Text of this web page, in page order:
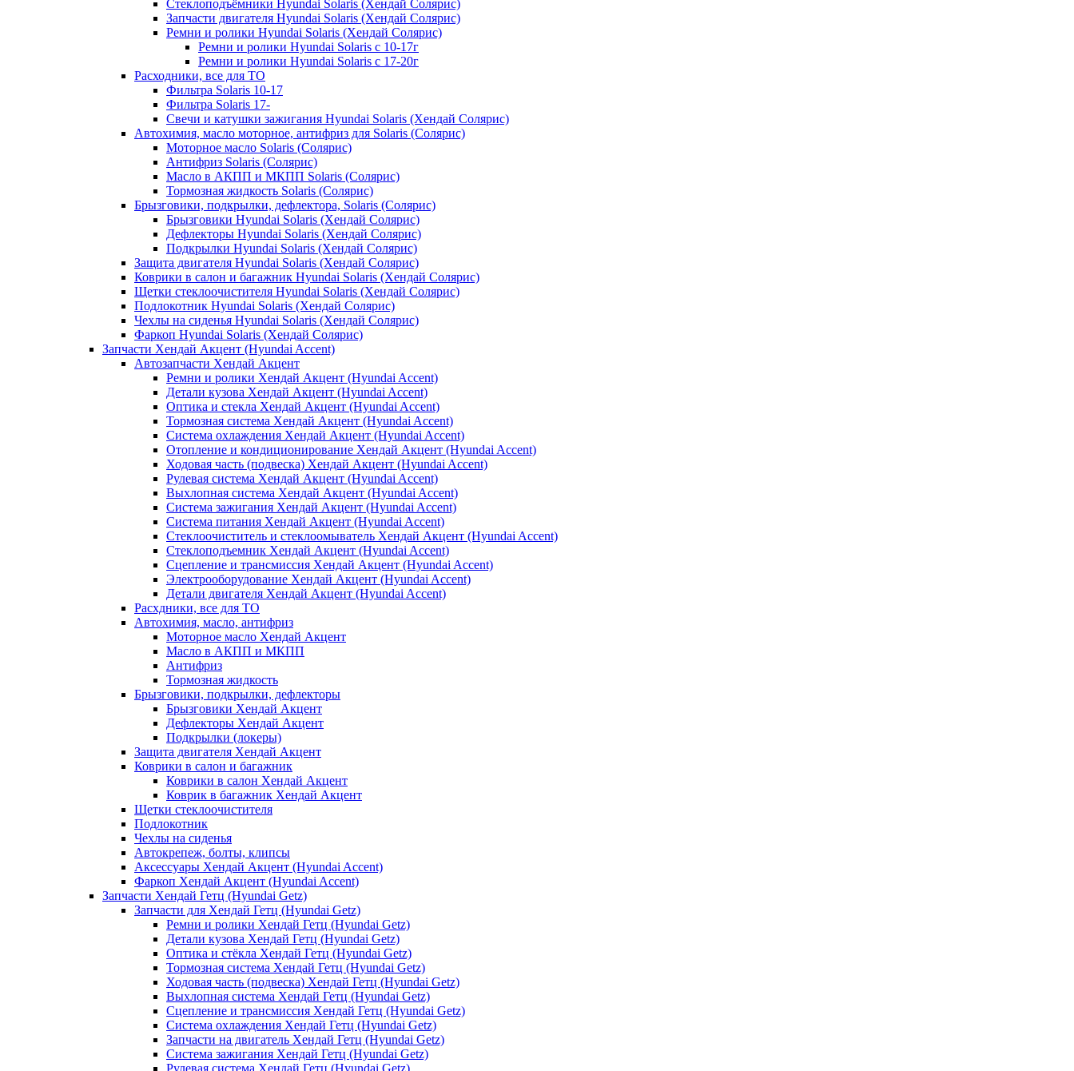
Стеклоподъёмники Hyundai Solaris (Хендай Солярис)
Запчасти двигателя Hyundai Solaris (Хендай Солярис)
Ремни и ролики Hyundai Solaris (Хендай Солярис)
Ремни и ролики Hyundai Solaris с 10-17г
Ремни и ролики Hyundai Solaris с 17-20г
Расходники, все для ТО
Фильтра Solaris 10-17
Фильтра Solaris 17-
Свечи и катушки зажигания Hyundai Solaris (Хендай Солярис)
Автохимия, масло моторное, антифриз для Solaris (Солярис)
Моторное масло Solaris (Солярис)
Антифриз Solaris (Солярис)
Масло в АКПП и МКПП Solaris (Солярис)
Тормозная жидкость Solaris (Солярис)
Брызговики, подкрылки, дефлектора, Solaris (Солярис)
Брызговики Hyundai Solaris (Хендай Солярис)
Дефлекторы Hyundai Solaris (Хендай Солярис)
Подкрылки Hyundai Solaris (Хендай Солярис)
Защита двигателя Hyundai Solaris (Хендай Солярис)
Коврики в салон и багажник Hyundai Solaris (Хендай Солярис)
Щетки стеклоочистителя Hyundai Solaris (Хендай Солярис)
Подлокотник Hyundai Solaris (Хендай Солярис)
Чехлы на сиденья Hyundai Solaris (Хендай Солярис)
Фаркоп Hyundai Solaris (Хендай Солярис)
Запчасти Хендай Акцент (Hyundai Accent)
Автозапчасти Хендай Акцент
Ремни и ролики Хендай Акцент (Hyundai Accent)
Детали кузова Хендай Акцент (Hyundai Accent)
Оптика и стекла Хендай Акцент (Hyundai Accent)
Тормозная система Хендай Акцент (Hyundai Accent)
Система охлаждения Хендай Акцент (Hyundai Accent)
Отопление и кондиционирование Хендай Акцент (Hyundai Accent)
Ходовая часть (подвеска) Хендай Акцент (Hyundai Accent)
Рулевая система Хендай Акцент (Hyundai Accent)
Выхлопная система Хендай Акцент (Hyundai Accent)
Система зажигания Хендай Акцент (Hyundai Accent)
Система питания Хендай Акцент (Hyundai Accent)
Стеклоочиститель и стеклоомыватель Хендай Акцент (Hyundai Accent)
Стеклоподъемник Хендай Акцент (Hyundai Accent)
Сцепление и трансмиссия Хендай Акцент (Hyundai Accent)
Электрооборудование Хендай Акцент (Hyundai Accent)
Детали двигателя Хендай Акцент (Hyundai Accent)
Расхдники, все для ТО
Автохимия, масло, антифриз
Моторное масло Хендай Акцент
Масло в АКПП и МКПП
Антифриз
Тормозная жидкость
Брызговики, подкрылки, дефлекторы
Брызговики Хендай Акцент
Дефлекторы Хендай Акцент
Подкрылки (локеры)
Защита двигателя Хендай Акцент
Коврики в салон и багажник
Коврики в салон Хендай Акцент
Коврик в багажник Хендай Акцент
Щетки стеклоочистителя
Подлокотник
Чехлы на сиденья
Автокрепеж, болты, клипсы
Аксессуары Хендай Акцент (Hyundai Accent)
Фаркоп Хендай Акцент (Hyundai Accent)
Запчасти Хендай Гетц (Hyundai Getz)
Запчасти для Хендай Гетц (Hyundai Getz)
Ремни и ролики Хендай Гетц (Hyundai Getz)
Детали кузова Хендай Гетц (Hyundai Getz)
Оптика и стёкла Хендай Гетц (Hyundai Getz)
Тормозная система Хендай Гетц (Hyundai Getz)
Ходовая часть (подвеска) Хендай Гетц (Hyundai Getz)
Выхлопная система Хендай Гетц (Hyundai Getz)
Сцепление и трансмиссия Хендай Гетц (Hyundai Getz)
Система охлаждения Хендай Гетц (Hyundai Getz)
Запчасти на двигатель Хендай Гетц (Hyundai Getz)
Система зажигания Хендай Гетц (Hyundai Getz)
Рулевая система Хендай Гетц (Hyundai Getz)